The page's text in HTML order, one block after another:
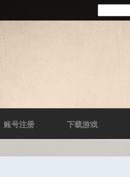
账号注册 下载游戏